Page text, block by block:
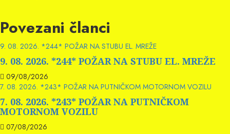
Povezani članci
9. 08. 2026. *244* POŽAR NA STUBU EL. MREŽE
9. 08. 2026. *244* POŽAR NA STUBU EL. MREŽE
09/08/2026
7. 08. 2026. *243* POŽAR NA PUTNIČKOM MOTORNOM VOZILU
7. 08. 2026. *243* POŽAR NA PUTNIČKOM
MOTORNOM VOZILU
07/08/2026